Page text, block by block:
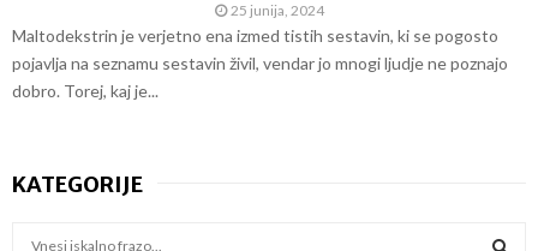
25 junija, 2024
Maltodekstrin je verjetno ena izmed tistih sestavin, ki se pogosto
pojavlja na seznamu sestavin živil, vendar jo mnogi ljudje ne poznajo
dobro. Torej, kaj je...
KATEGORIJE